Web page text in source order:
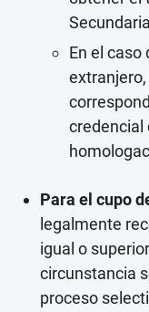
En el caso
credencial
Para el cupo
legalmente
igual o
circunstancia
proceso